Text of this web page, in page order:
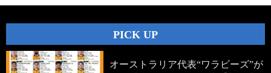
PICK UP
オーストラリア代表“ワラビーズ”が